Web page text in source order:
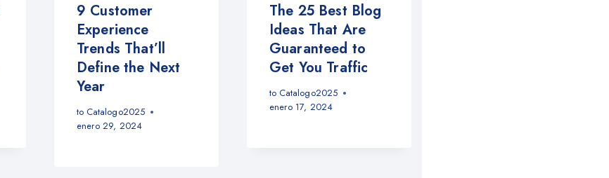
9 Customer
Experience
Trends That’ll
Define the Next
Year
to Catalogo2025
enero 29, 2024
The 25 Best Blog
Ideas That Are
Guaranteed to
Get You Traffic
to Catalogo2025
enero 17, 2024